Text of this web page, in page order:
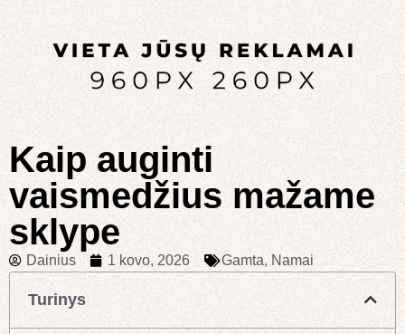
Kaip auginti
vaismedžius mažame
sklype
Dainius 1 kovo, 2026 Gamta, Namai
Turinys